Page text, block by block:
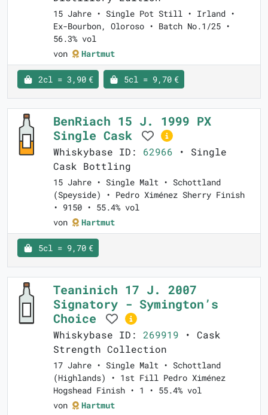
15 Jahre • Single Pot Still • Irland •
Ex-Bourbon, Oloroso • Batch No.1/25 •
56.3% vol
von
Hartmut
2cl = 3,90 € 5cl = 9,70 €
BenRiach 15 J. 1999 PX
Single Cask
Whiskybase ID: 62966 • Single
Cask Bottling
15 Jahre • Single Malt • Schottland
(Speyside) • Pedro Ximénez Sherry Finish
• 9150 • 55.4% vol
von
Hartmut
5cl = 9,70 €
Teaninich 17 J. 2007
Signatory - Symington’s
Choice
Whiskybase ID: 269919 • Cask
Strength Collection
17 Jahre • Single Malt • Schottland
(Highlands) • 1st Fill Pedro Ximénez
Hogshead Finish • 1 • 55.4% vol
von
Hartmut